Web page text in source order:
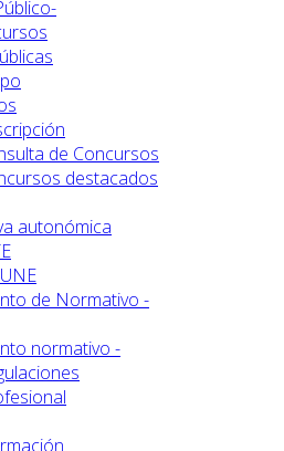
de Concursos
destacados
autonómica
de Normativo -
normativo -